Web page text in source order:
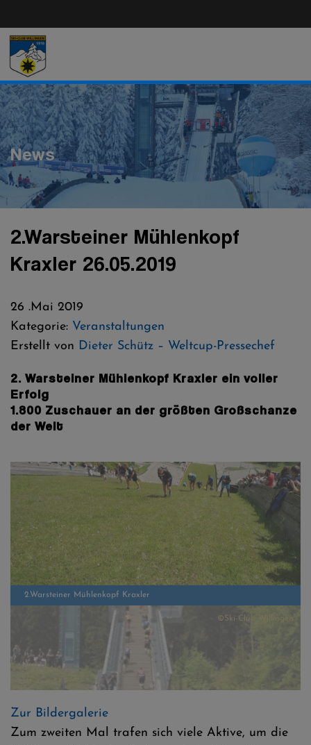
Direkt
zum
Inhalt
News
2.Warsteiner Mühlenkopf
Kraxler 26.05.2019
26 .Mai 2019
Kategorie: Veranstaltungen
Erstellt von Dieter Schütz – Weltcup-Pressechef
2. Warsteiner Mühlenkopf Kraxler ein voller
Erfolg
1.800 Zuschauer an der größten Großschanze
der Welt
2.Warsteiner Mühlenkopf Kraxler
©Ski-Club Willingen
Zur Bildergalerie
Zum zweiten Mal trafen sich viele Aktive, um die